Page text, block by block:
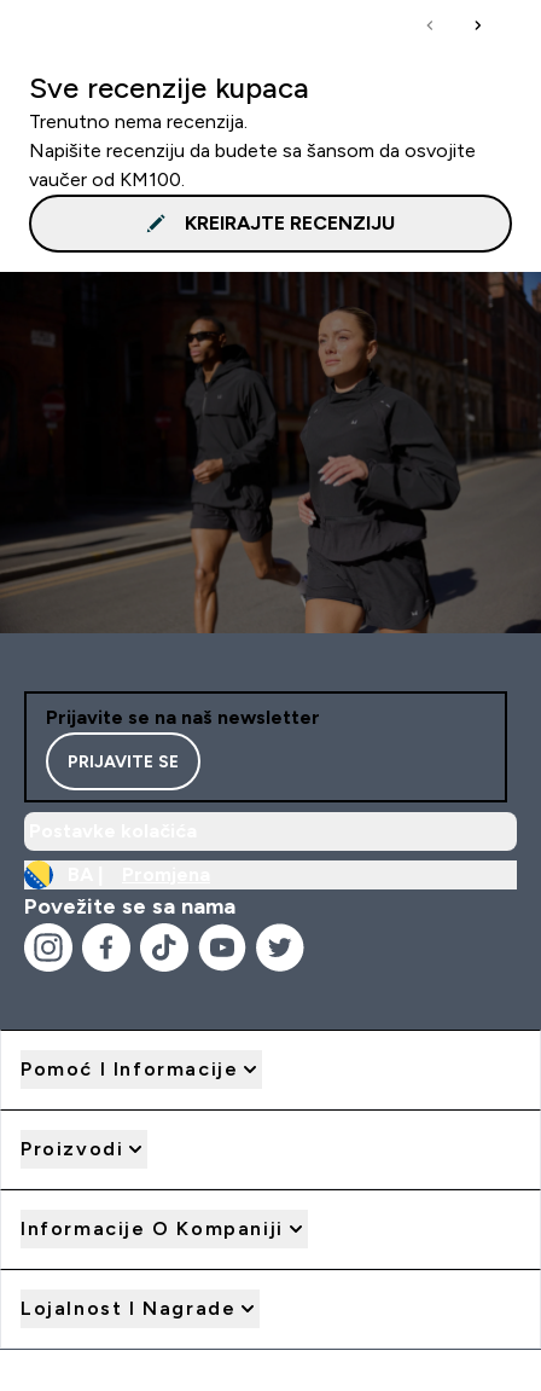
Sve recenzije kupaca
Trenutno nema recenzija.
Napišite recenziju da budete sa šansom da osvojite
vaučer od KM100.
KREIRAJTE RECENZIJU
Prijavite se na naš newsletter
PRIJAVITE SE
Povežite se sa nama
Pomoć I Informacije
Proizvodi
Informacije O Kompaniji
Lojalnost I Nagrade